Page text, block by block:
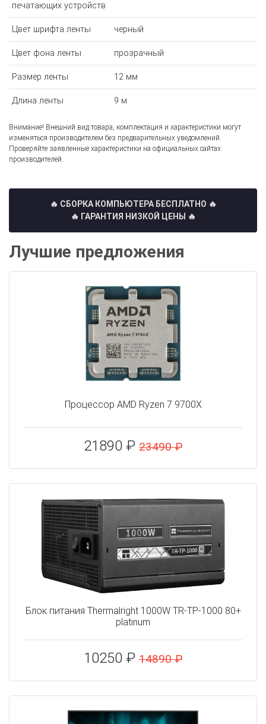
печатающих устройств
Цвет шрифта ленты черный
Цвет фона ленты прозрачный
Размер ленты 12 мм
Длина ленты 9 м
Внимание! Внешний вид товара, комплектация и характеристики могут
изменяться производителем без предварительных уведомлений.
Проверяйте заявленные характеристики на официальных сайтах
производителей.
🔥 СБОРКА КОМПЬЮТЕРА БЕСПЛАТНО 🔥
🔥 ГАРАНТИЯ НИЗКОЙ ЦЕНЫ 🔥
Лучшие предложения
Процессор AMD Ryzen 7 9700X
21890 ₽ 23490 ₽
Блок питания Thermalright 1000W TR-TP-1000 80+
platinum
10250 ₽ 14890 ₽